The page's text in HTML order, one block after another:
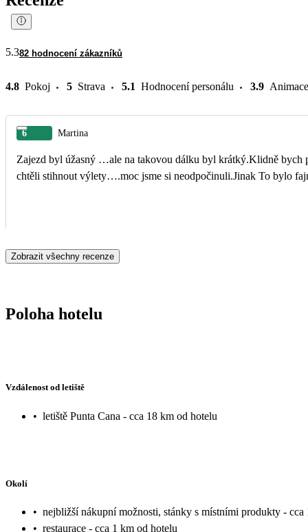
5.382 hodnocení zákazníků
4.8 Pokoj 5 Strava 5.1 Hodnocení personálu 3.9 Animace
6 Martina
Zajezd byl úžasný …ale na takovou dálku byl krátký.Klidně bych
chtěli stihnout výlety….moc jsme si neodpočinuli.Jinak To bylo
Zobrazit všechny recenze
Poloha hotelu
Vzdálenost od letiště
• letiště Punta Cana - cca 18 km od hotelu
Okolí
• nejbližší nákupní možnosti, stánky s místními produkty - cca
• restaurace - cca 1 km od hotelu